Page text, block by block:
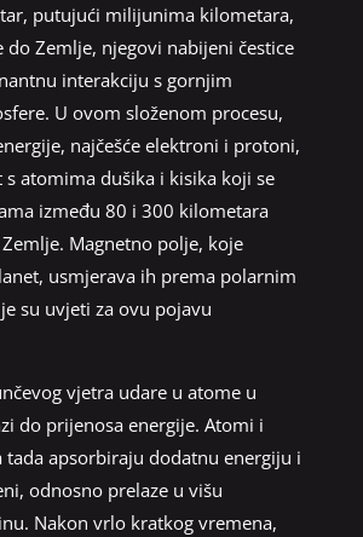
putujući milijunima kilometara,
do Zemlje, njegovi nabijeni čestice
interakciju s gornjim
U ovom složenom procesu,
najčešće elektroni i protoni,
s atomima dušika i kisika koji se
između 80 i 300 kilometara
Magnetno polje, koje
usmjerava ih prema polarnim
su uvjeti za ovu pojavu
vjetra udare u atome u
do prijenosa energije. Atomi i
tada apsorbiraju dodatnu energiju i
odnosno prelaze u višu
Nakon vrlo kratkog vremena,